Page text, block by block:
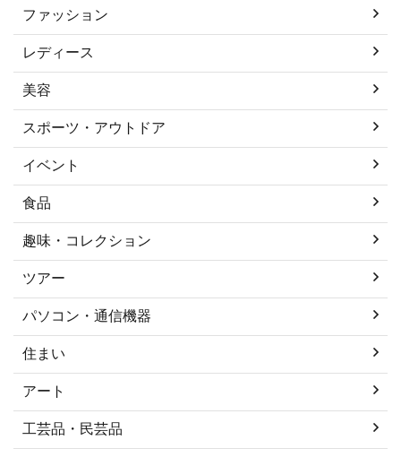
ファッション
レディース
美容
スポーツ・アウトドア
イベント
食品
趣味・コレクション
ツアー
パソコン・通信機器
住まい
アート
工芸品・民芸品